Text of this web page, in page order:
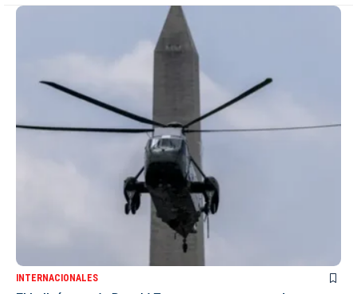
INTERNACIONALES